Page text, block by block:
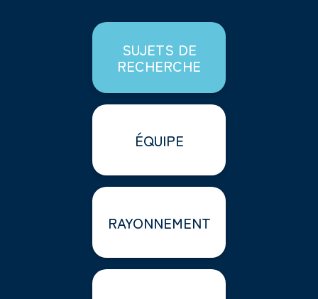
SUJETS DE
RECHERCHE
ÉQUIPE
RAYONNEMENT